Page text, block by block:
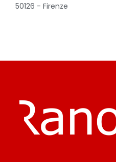
50126 - Firenze